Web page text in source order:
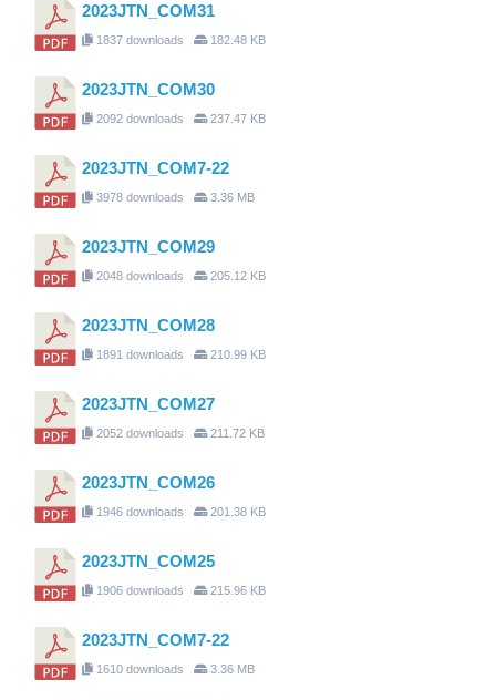
2023JTN_COM31
1837 downloads 182.48 KB
2023JTN_COM30
2092 downloads 237.47 KB
2023JTN_COM7-22
3978 downloads 3.36 MB
2023JTN_COM29
2048 downloads 205.12 KB
2023JTN_COM28
1891 downloads 210.99 KB
2023JTN_COM27
2052 downloads 211.72 KB
2023JTN_COM26
1946 downloads 201.38 KB
2023JTN_COM25
1906 downloads 215.96 KB
2023JTN_COM7-22
1610 downloads 3.36 MB